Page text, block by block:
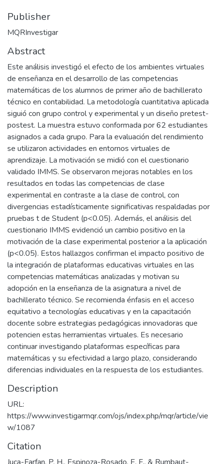
Publisher
MQRInvestigar
Abstract
Este análisis investigó el efecto de los ambientes virtuales
de enseñanza en el desarrollo de las competencias
matemáticas de los alumnos de primer año de bachillerato
técnico en contabilidad. La metodología cuantitativa aplicada
siguió con grupo control y experimental y un diseño pretest-
postest. La muestra estuvo conformada por 62 estudiantes
asignados a cada grupo. Para la evaluación del rendimiento
se utilizaron actividades en entornos virtuales de
aprendizaje. La motivación se midió con el cuestionario
validado IMMS. Se observaron mejoras notables en los
resultados en todas las competencias de clase
experimental en contraste a la clase de control, con
divergencias estadísticamente significativas respaldadas por
pruebas t de Student (p<0.05). Además, el análisis del
cuestionario IMMS evidenció un cambio positivo en la
motivación de la clase experimental posterior a la aplicación
(p<0.05). Estos hallazgos confirman el impacto positivo de
la integración de plataformas educativas virtuales en las
competencias matemáticas analizadas y motivan su
adopción en la enseñanza de la asignatura a nivel de
bachillerato técnico. Se recomienda énfasis en el acceso
equitativo a tecnologías educativas y en la capacitación
docente sobre estrategias pedagógicas innovadoras que
potencien estas herramientas virtuales. Es necesario
continuar investigando plataformas específicas para
matemáticas y su efectividad a largo plazo, considerando
diferencias individuales en la respuesta de los estudiantes.
Description
URL:
https://www.investigarmqr.com/ojs/index.php/mqr/article/vie
w/1087
Citation